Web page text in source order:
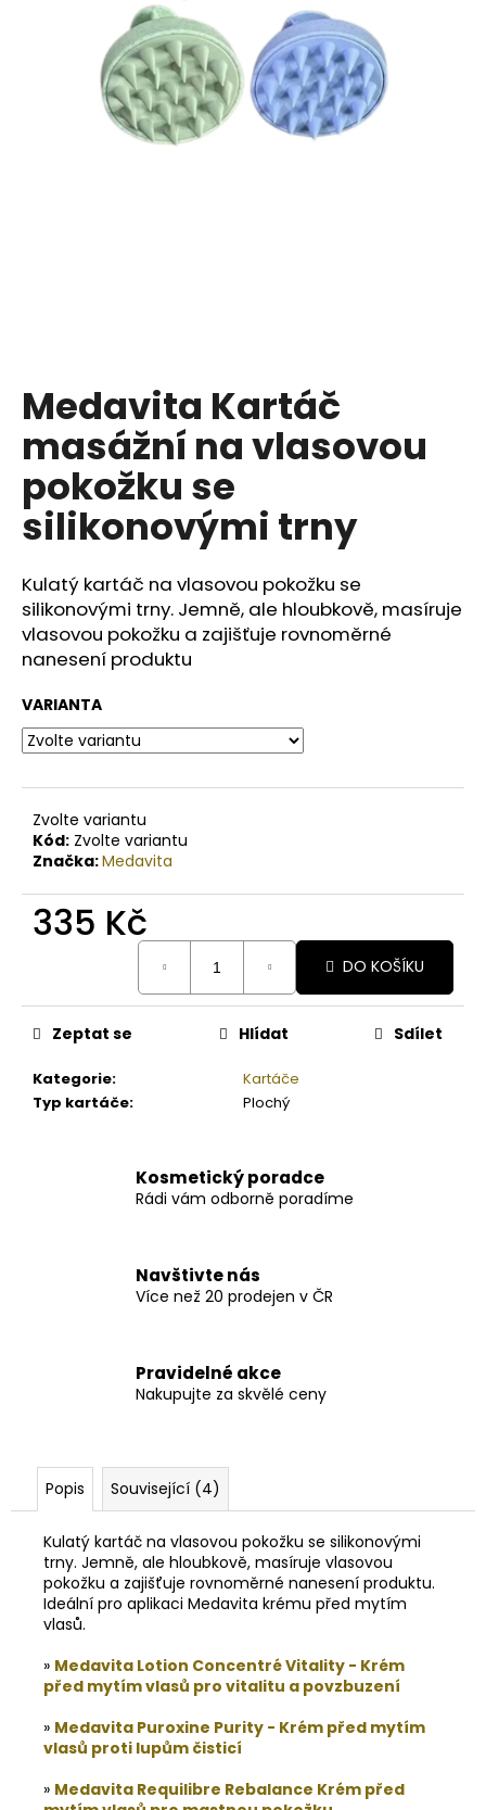
Medavita Kartáč
masážní na vlasovou
pokožku se
silikonovými trny
Kulatý kartáč na vlasovou pokožku se
silikonovými trny. Jemně, ale hloubkově, masíruje
vlasovou pokožku a zajišťuje rovnoměrné
nanesení produktu
VARIANTA
Zvolte variantu
Kód: Zvolte variantu
Značka:Medavita
335 Kč
DO KOŠÍKU
Kategorie:
Kartáče
Typ kartáče: Plochý
Zeptat se Hlídat Sdílet
Kosmetický poradce
Rádi vám odborně poradíme
Navštivte nás
Více než 20 prodejen v ČR
Pravidelné akce
Nakupujte za skvělé ceny
Popis Související (4)
Kulatý kartáč na vlasovou pokožku se silikonovými
trny. Jemně, ale hloubkově, masíruje vlasovou
pokožku a zajišťuje rovnoměrné nanesení produktu.
Ideální pro aplikaci Medavita krému před mytím
vlasů.
» Medavita Lotion Concentré Vitality - Krém
před mytím vlasů pro vitalitu a povzbuzení
» Medavita Puroxine Purity - Krém před mytím
vlasů proti lupům čisticí
» Medavita Requilibre Rebalance Krém před
p
o
r
u
č
u
j
m
e
BODY
SIMONA
BANÁN
ORGANICKÉ
VYRÁBĚNÉ
MÁSLO
200ML
749